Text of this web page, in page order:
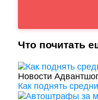
Что почитать
Новости
Как поднять